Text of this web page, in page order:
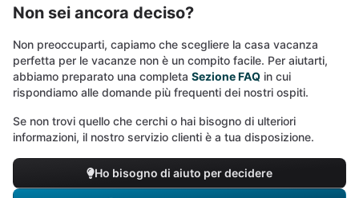
Non sei ancora deciso?
Non preoccuparti, capiamo che scegliere la casa vacanza
perfetta per le vacanze non è un compito facile. Per aiutarti,
abbiamo preparato una completa Sezione FAQ in cui
rispondiamo alle domande più frequenti dei nostri ospiti.
Se non trovi quello che cerchi o hai bisogno di ulteriori
informazioni, il nostro servizio clienti è a tua disposizione.
Ho bisogno di aiuto per decidere